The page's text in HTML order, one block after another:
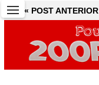
« POST ANTERIOR
« POST ANTERIOR